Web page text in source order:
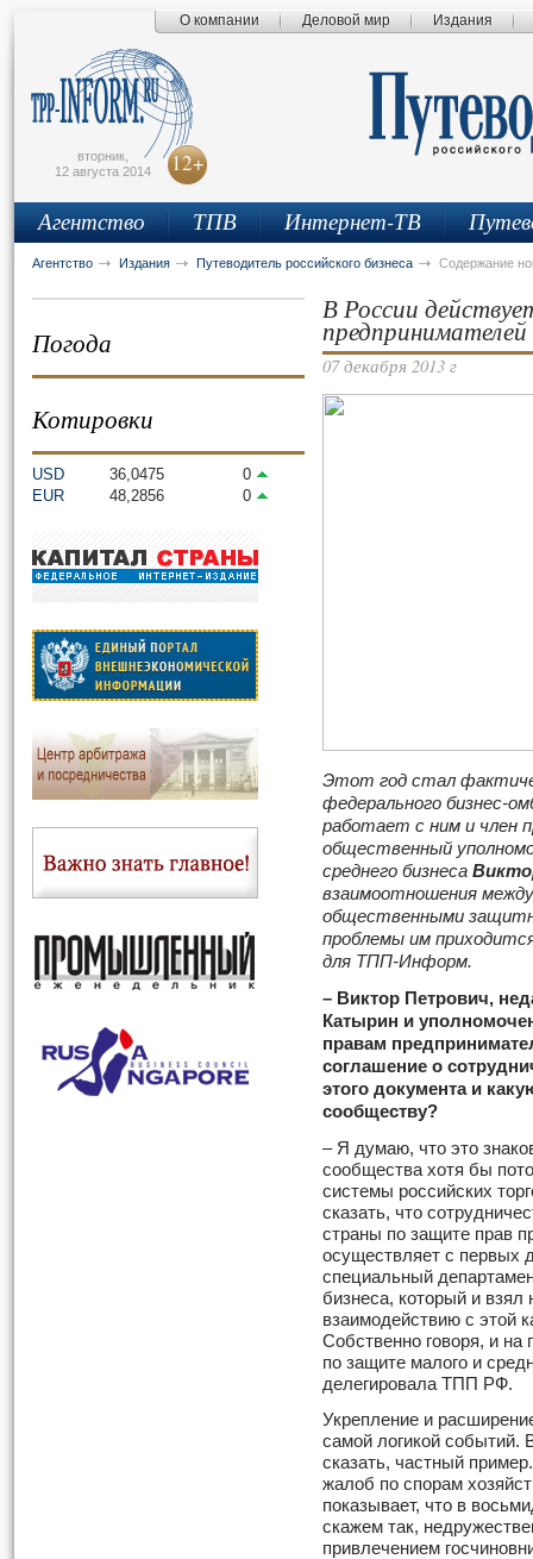
О компании Деловой мир Издания
вторник,
12 августа 2014
12+
Агентство ТПВ Интернет-ТВ
Агентство Издания Путеводитель российского бизнеса Содержание
Погода
Котировки
USD 36,0475
0
EUR
48,2856 0
В России
предпринимателей
07 декабря 2013 г
Этот год стал
федерального бизнес-
работает с ним и член
общественный
среднего бизнеса
взаимоотношения
общественными
проблемы им
для ТПП-Информ.
– Виктор Петрович,
Катырин и
правам
соглашение о
этого документа и
сообществу?
– Я думаю, что это
сообщества хотя бы
системы российских
сказать, что
страны по защите прав
осуществляет с первых
специальный
бизнеса, который и
взаимодействию с этой
Собственно говоря, и на
по защите малого и
делегировала ТПП РФ.
Укрепление и
самой логикой событий.
сказать, частный
жалоб по спорам
показывает, что в
скажем так,
привлечением